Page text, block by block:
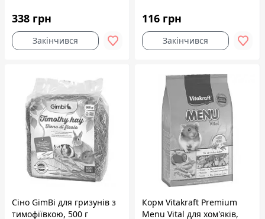
338 грн
Закінчився
116 грн
Закінчився
Сіно GimBi для гризунів з
тимофіївкою, 500 г
Корм Vitakraft Premium
Menu Vital для хом'яків,